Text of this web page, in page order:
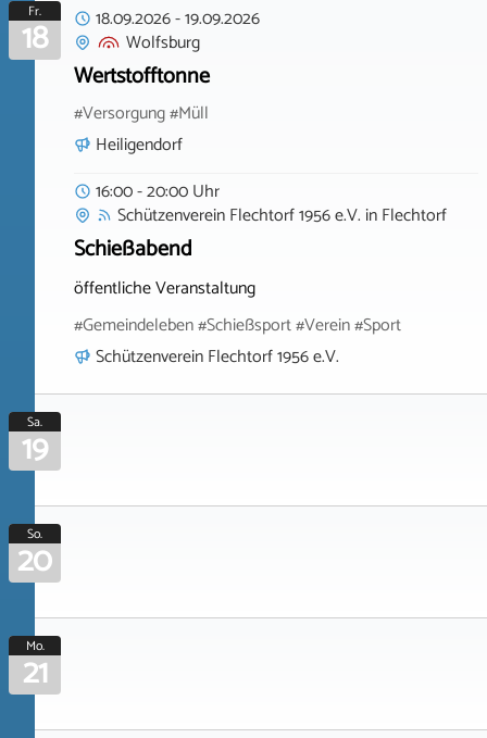
Fr.
18 18.09.2026-19.09.2026
Wolfsburg
Wertstofftonne
#Versorgung #Müll
Heiligendorf
16:00 - 20:00 Uhr
Schützenverein Flechtorf 1956 e.V. inFlechtorf
Schießabend
öffentliche Veranstaltung
#Gemeindeleben #Schießsport #Verein #Sport
Schützenverein Flechtorf 1956 e.V.
Sa.
19
So.
20
Mo.
21